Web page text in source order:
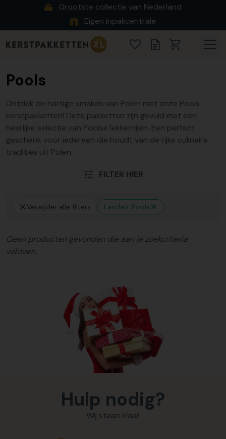
Grootste collectie van Nederland
Eigen inpakcentrale
Pools
Ontdek de hartige smaken van Polen met onze Pools
kerstpakketten! Deze pakketten zijn gevuld met een
heerlijke selectie van Poolse lekkernijen. Een perfect
geschenk voor iedereen die houdt van de rijke culinaire
tradities uit Polen.
FILTER HIER
Verwijder alle filters Landen: Pools
Geen producten gevonden die aan je zoekcriteria
voldoen.
Hulp nodig?
Wij staan klaar